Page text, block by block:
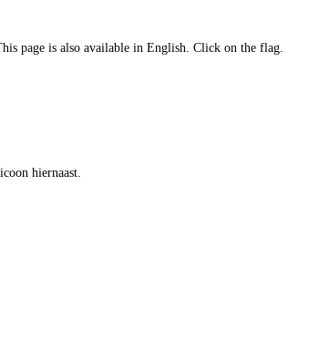
page is also available in English. Click on the flag.
hiernaast.